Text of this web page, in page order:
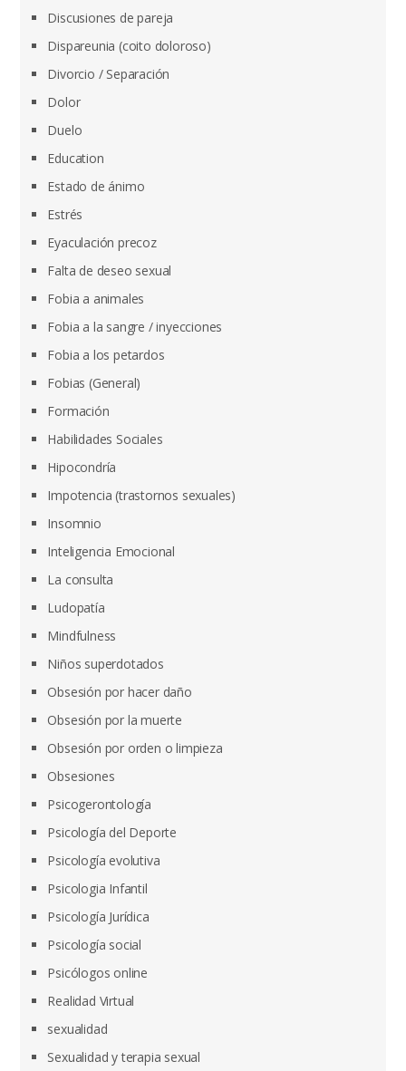
Discusiones de pareja
Dispareunia (coito doloroso)
Divorcio / Separación
Dolor
Duelo
Education
Estado de ánimo
Estrés
Eyaculación precoz
Falta de deseo sexual
Fobia a animales
Fobia a la sangre / inyecciones
Fobia a los petardos
Fobias (General)
Formación
Habilidades Sociales
Hipocondría
Impotencia (trastornos sexuales)
Insomnio
Inteligencia Emocional
La consulta
Ludopatía
Mindfulness
Niños superdotados
Obsesión por hacer daño
Obsesión por la muerte
Obsesión por orden o limpieza
Obsesiones
Psicogerontología
Psicología del Deporte
Psicología evolutiva
Psicologia Infantil
Psicología Jurídica
Psicología social
Psicólogos online
Realidad Virtual
sexualidad
Sexualidad y terapia sexual